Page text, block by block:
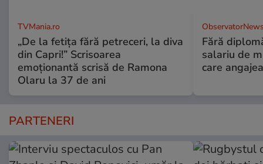
TVMania.ro
„De la fetița fără petreceri, la diva
din Capri!” Scrisoarea
emoționantă scrisă de Ramona
Olaru la 37 de ani
Fără
salariu de
care
PARTENERI